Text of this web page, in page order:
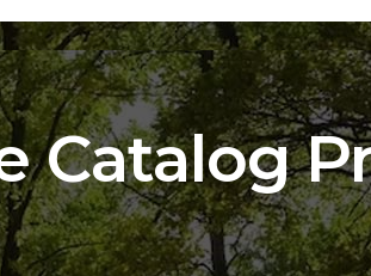
Catalog